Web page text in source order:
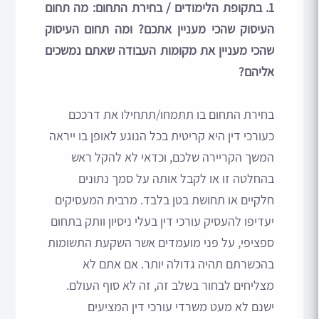
1. בתקופת הלימודים / בחירת התחום: מה תחום
העיסוק שהכי מעניין אתכם? ומה תחום העיסוק
שהכי מעניין את מקומות העבודה שאתם נמשכים
אליהם?
בחירת התחום בו תתמחו/תתחילו את דרככם
כעורכי דין היא קריטית בכל הנוגע לאופן בו ייראה
המשך הקריירה שלכם, וכדאי לא להקל ראש
בהחלטה זו או לקבל אותה על סמך נתונים
חלקיים או תחושת בטן בלבד. מרבית המעסיקים
יעדיפו להעסיק עורכי דין בעלי ניסיון וותק בתחום
ספציפי, על פני מועמדים אשר השקעת התשומות
בהכשרתם תהיה גדולה יותר. אם אתם לא
מצליחים לבחור בשלב זה, זה לא סוף העולם.
ישנם לא מעט משרדי עורכי דין המציעים